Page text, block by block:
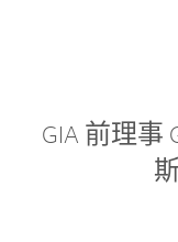
GIA 前理事